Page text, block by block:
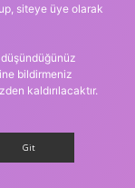
siteye üye olarak
bildirmeniz
kaldırılacaktır.